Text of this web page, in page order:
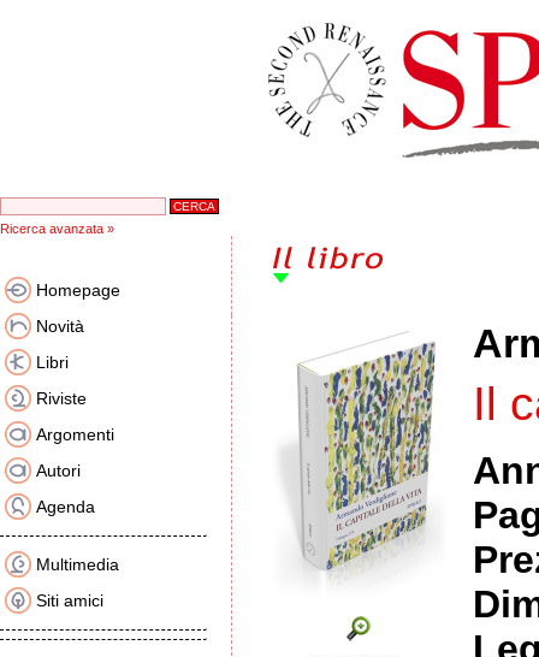
Ricerca avanzata »
Homepage
Novità
Libri
Riviste
Argomenti
Autori
Agenda
Multimedia
Siti amici
Il